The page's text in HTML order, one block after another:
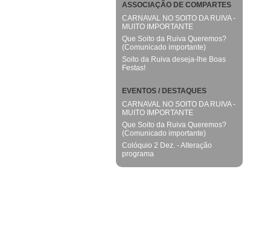
ASSOCIAÇÃO DE COMPARTES
CARNAVAL NO SOITO DA RUIVA -
MUITO IMPORTANTE
Que Soito da Ruiva Queremos?
(Comunicado importante)
Soito da Ruiva deseja-lhe Boas
Festas!
EVENTOS / DESTAQUES
CARNAVAL NO SOITO DA RUIVA -
MUITO IMPORTANTE
Que Soito da Ruiva Queremos?
(Comunicado importante)
Colóquio 2 Dez. - Alteração
programa